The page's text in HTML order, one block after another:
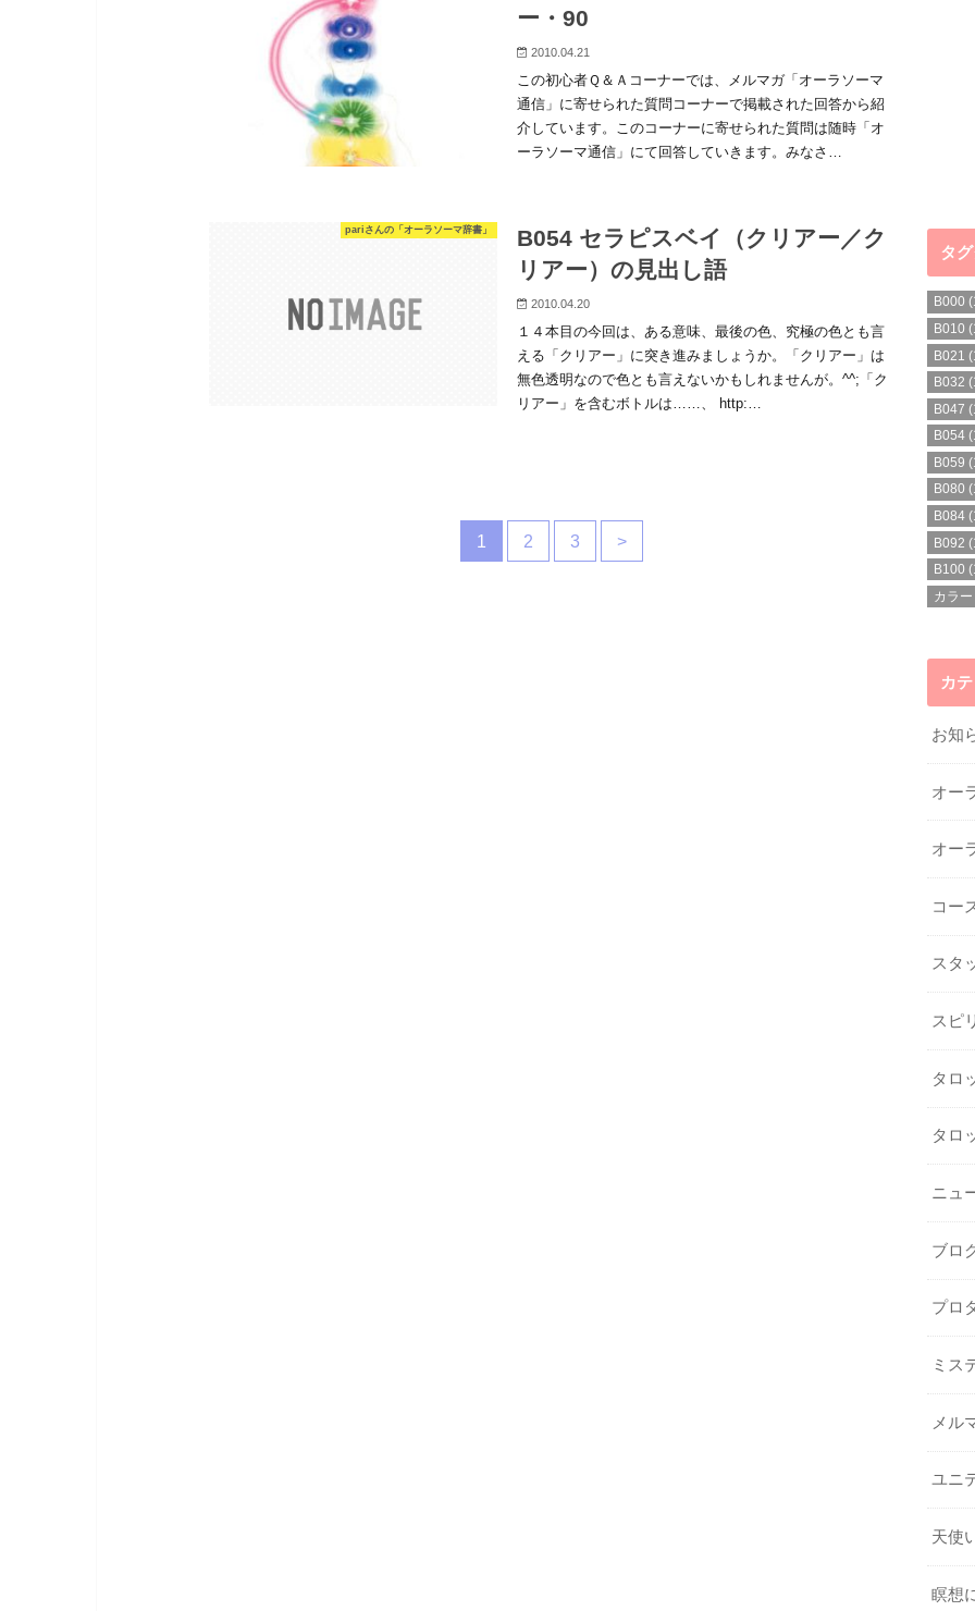
ー・90
2010.04.21
この初心者Ｑ＆Ａコーナーでは、メルマガ「オーラソーマ
通信」に寄せられた質問コーナーで掲載された回答から紹
介しています。このコーナーに寄せられた質問は随時「オ
ーラソーマ通信」にて回答していきます。みなさ…
pariさんの「オーラソーマ辞書」
B054 セラピスベイ（クリアー／ク
リアー）の見出し語
2010.04.20
１４本目の今回は、ある意味、最後の色、究極の色とも言
える「クリアー」に突き進みましょうか。「クリアー」は
無色透明なので色とも言えないかもしれませんが。^^;「ク
リアー」を含むボトルは……、 http:…
1 2 3 >
タ
B000
B010
B021
B032
B047
B054
B059
B080
B084
B092
B100
カラ
カ
お知
オー
オー
コー
スタ
スピ
タロ
タロ
ニュ
ブロ
プロ
ミス
メル
ユニ
天使
瞑想